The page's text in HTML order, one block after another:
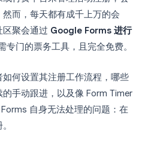
而，每天都有成千上万的会
聚会通过 Google Forms 进行
专门的票务工具，且完全免费。
何设置其注册工作流程，哪些
手动跟进，以及像 Form Timer
自身无法处理的问题：在